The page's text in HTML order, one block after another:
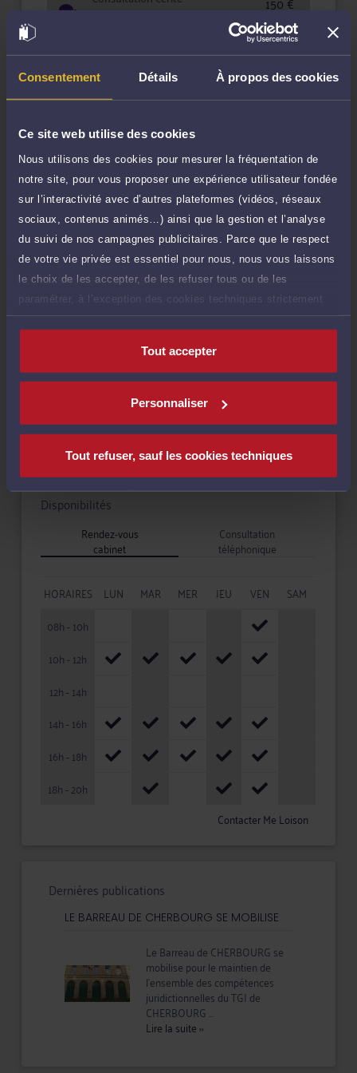
Consentement Détails À propos des cookies
Ce site web utilise des cookies
Nous utilisons des cookies pour mesurer la fréquentation de
notre site, pour vous proposer une expérience utilisateur fondée
sur l’interactivité avec d’autres plateformes (vidéos, réseaux
sociaux, contenus animés…) ainsi que la gestion et l’analyse
du suivi de nos campagnes publicitaires. Parce que le respect
de votre vie privée est essentiel pour nous, nous vous laissons
le choix de les accepter, de les refuser tous ou de les
paramétrer, à l’exception des cookies techniques strictement
nécessaires au fonctionnement du site.
Tout accepter
Personnaliser
Tout refuser, sauf les cookies techniques
Etude de votre dossier + possibilité
Consulter par écrit
Voir sa Grille indicative des Honoraires
Compétences
Droit de la famille, des personnes et de leur patrimoine
Mesures d'exécution forcée
Disponibilités
Rendez-vous
cabinet
Consultation
téléphonique
HORAIRES LUN MAR MER JEU VEN
SAM
08h - 10h
10h - 12h
12h - 14h
14h - 16h
16h - 18h
18h - 20h
Contacter Me Loison
Dernières publications
LE BARREAU DE CHERBOURG SE MOBILISE
Le Barreau de CHERBOURG se
mobilise pour le maintien de
l'ensemble des compétences
juridictionnelles du TGI de
CHERBOURG ...
Lire la suite››